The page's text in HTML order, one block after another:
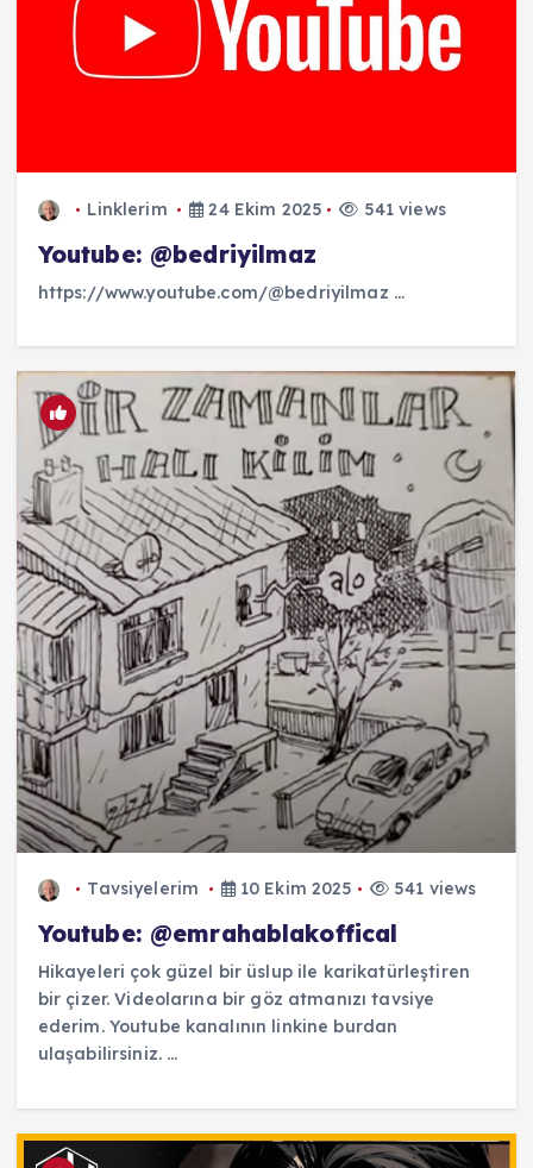
Linklerim 24 Ekim 2025 541 views
Youtube: @bedriyilmaz
https://www.youtube.com/@bedriyilmaz ...
Tavsiyelerim 10 Ekim 2025 541 views
Youtube: @emrahablakoffical
Hikayeleri çok güzel bir üslup ile karikatürleştiren
bir çizer. Videolarına bir göz atmanızı tavsiye
ederim. Youtube kanalının linkine burdan
ulaşabilirsiniz. ...